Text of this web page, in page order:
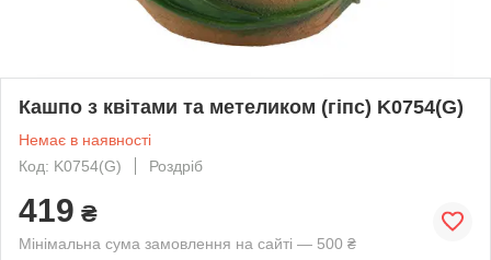
Кашпо з квітами та метеликом (гіпс) K0754(G)
Немає в наявності
Код: K0754(G)
Роздріб
419 ₴
Мінімальна сума замовлення на сайті — 500 ₴